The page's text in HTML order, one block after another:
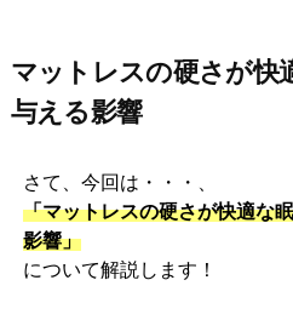
タ
カ
シ
・
イ
テ
リ
マットレスの硬さが快
与える影響
さて、今回は・・・、
「マットレスの硬さが快適な
影響」
について解説します！